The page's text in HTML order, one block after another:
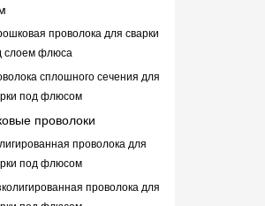
проволока для сварки
слоем флюса
сплошного сечения для
под флюсом
проволоки
проволока для
под флюсом
проволока для